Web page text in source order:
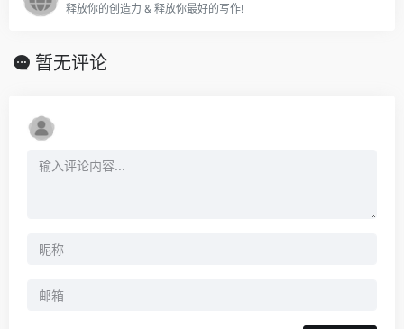
释放你的创造力 & 释放你最好的写作!
暂无评论